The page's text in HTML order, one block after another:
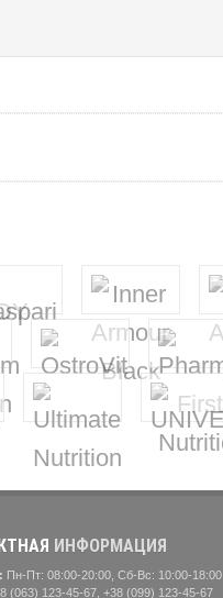
ИНФОРМАЦИЯ
Пн-Пт: 08:00-20:00, Сб-Вс: 10:00-18:00
(063) 123-45-67, +38 (099) 123-45-67